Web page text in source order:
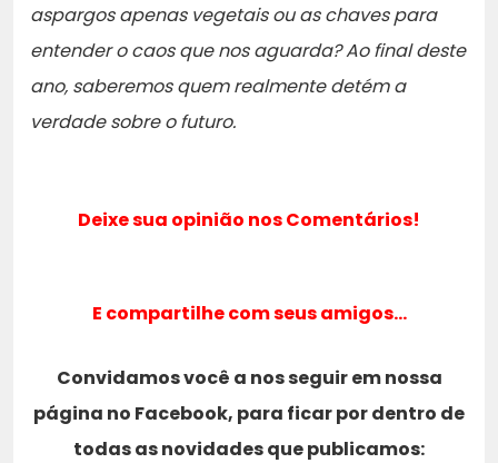
aspargos apenas vegetais ou as chaves para
entender o caos que nos aguarda? Ao final deste
ano, saberemos quem realmente detém a
verdade sobre o futuro.
Deixe sua opinião nos Comentários!
E compartilhe com seus amigos…
Convidamos você a nos seguir em nossa
página no Facebook, para ficar por dentro de
todas as novidades que publicamos: